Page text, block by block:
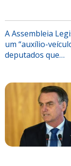
A Assembleia
um “auxílio-
deputados que…